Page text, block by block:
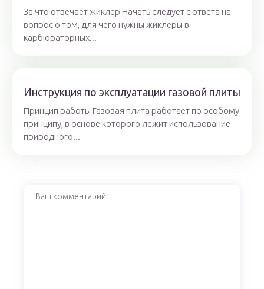
За что отвечает жиклер Начать следует с ответа на
вопрос о том, для чего нужны жиклеры в
карбюраторных...
Инструкция по эксплуатации газовой плиты
Принцип работы Газовая плита работает по особому
принципу, в основе которого лежит использование
природного...